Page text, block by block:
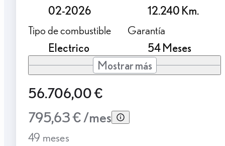
02-2026
12.240 Km.
Tipo de combustible
Electrico
Garantía
54 Meses
Mostrar más
56.706,00 €
795,63 € /mes
49 meses